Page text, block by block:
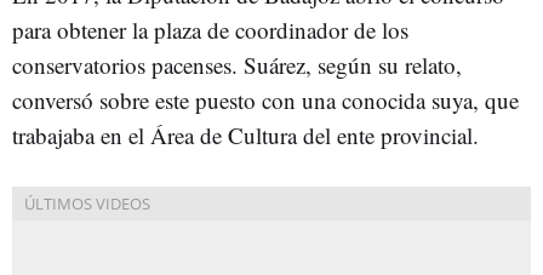
para obtener la plaza de coordinador de los
conservatorios pacenses. Suárez, según su relato,
conversó sobre este puesto con una conocida suya, que
trabajaba en el Área de Cultura del ente provincial.